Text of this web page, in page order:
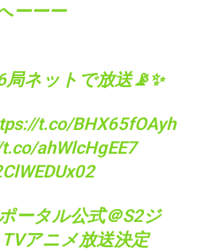
ーーー
ネットで放送📡✨
t.co/BHX65fOAyh
ahWlcHgEE7
ータル公式＠S2ジ
アニメ放送決定